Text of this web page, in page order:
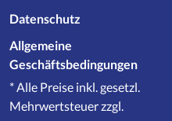
Datenschutz
Allgemeine
Geschäftsbedingungen
* Alle Preise inkl. gesetzl.
Mehrwertsteuer zzgl.